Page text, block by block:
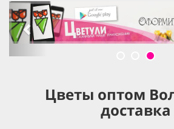
previous
Цветы оптом
доставка